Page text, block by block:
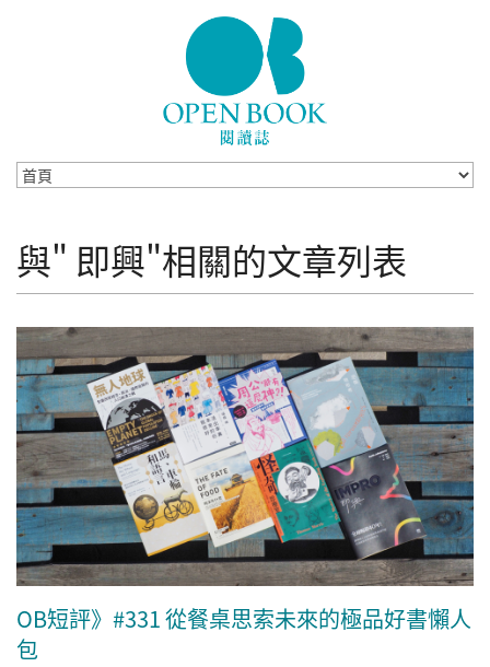
與" 即興"相關的文章列表
OB短評》#331 從餐桌思索未來的極品好書懶人
包